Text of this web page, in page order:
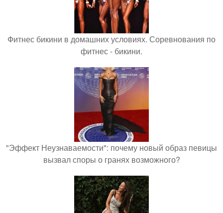
Фитнес бикини в домашних условиях. Соревнования по
фитнес - бикини.
"Эффект Неузнаваемости": почему новый образ певицы
вызвал споры о гранях возможного?